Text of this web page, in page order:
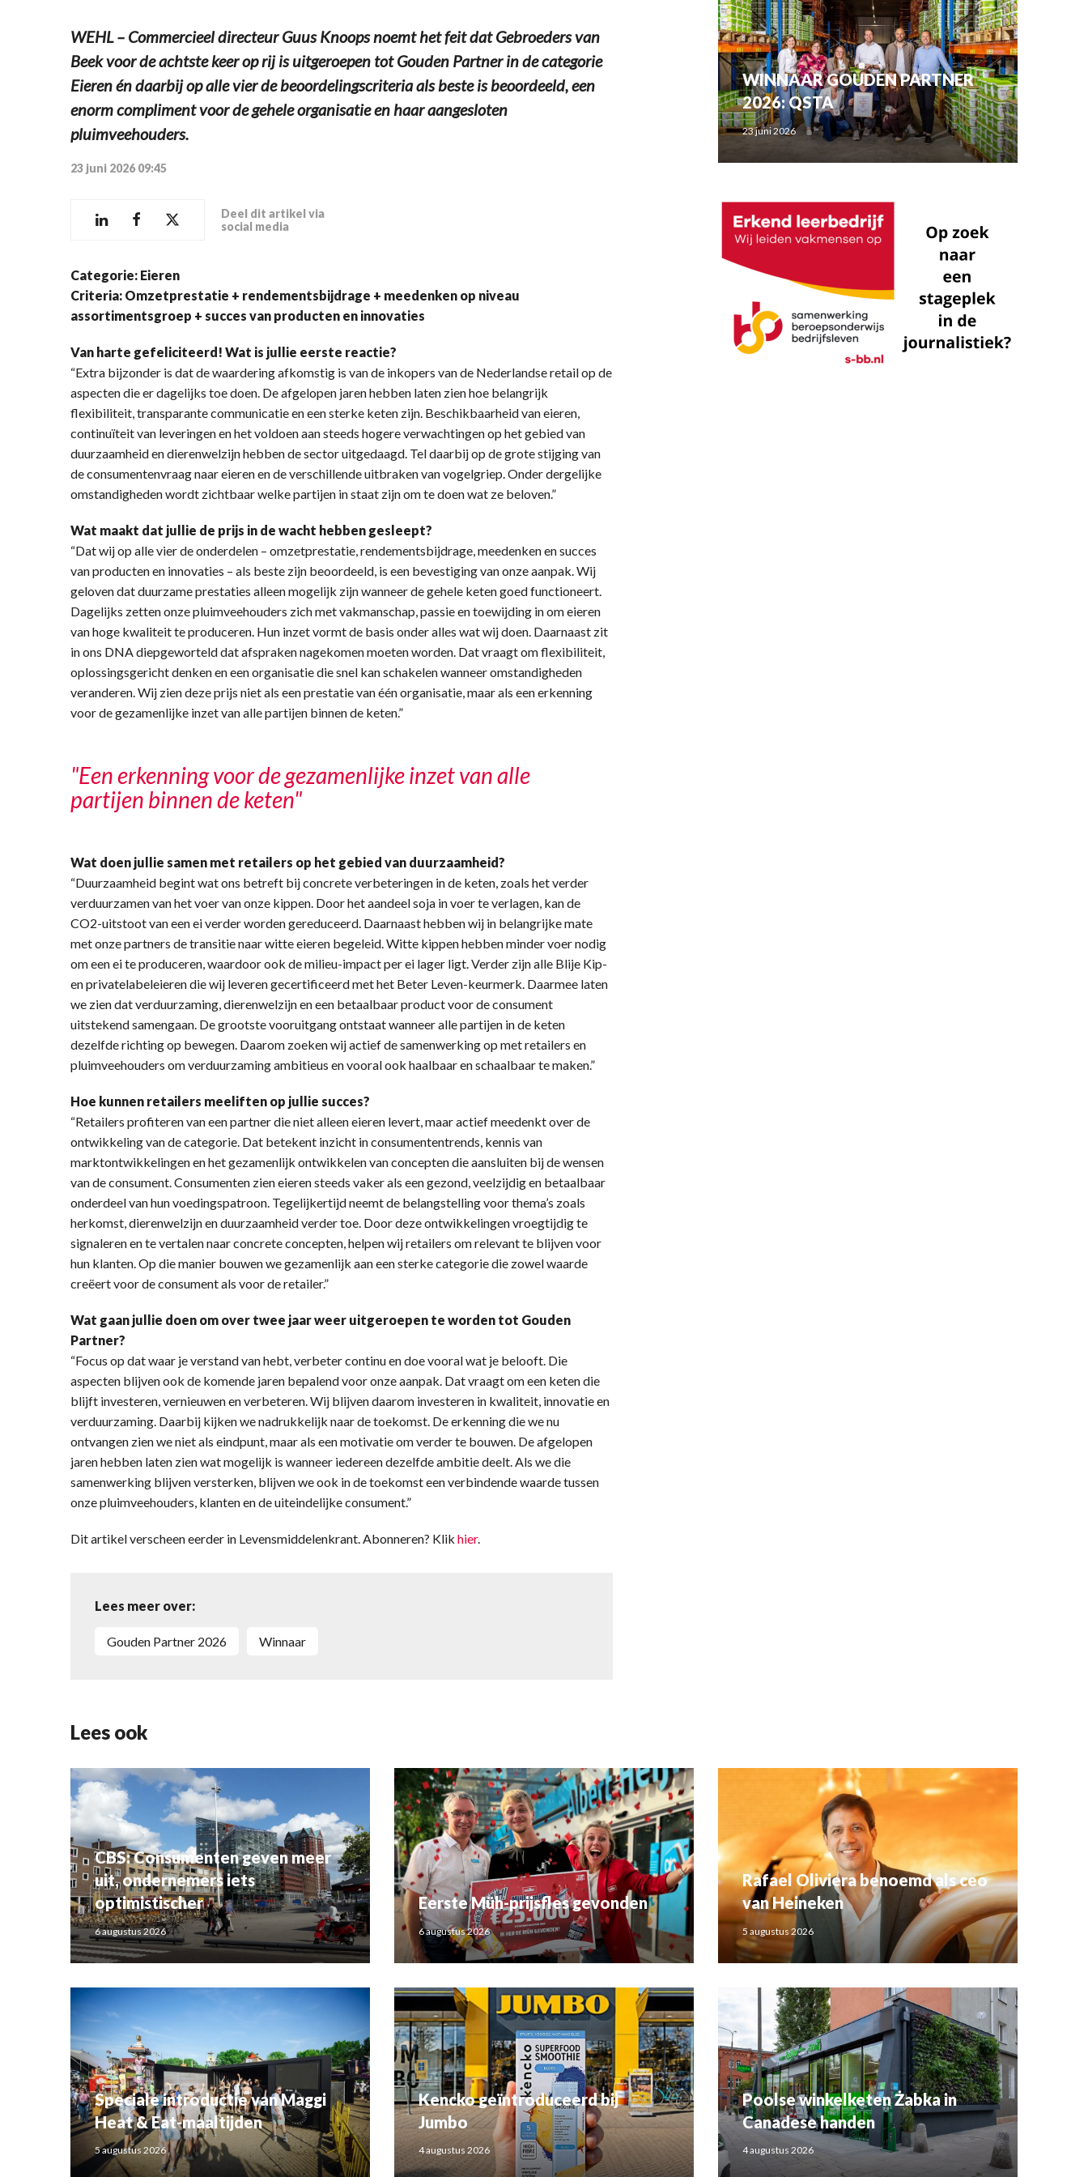
WEHL – Commercieel directeur Guus Knoops noemt het feit dat Gebroeders van
Beek voor de achtste keer op rij is uitgeroepen tot Gouden Partner in de categorie
Eieren én daarbij op alle vier de beoordelingscriteria als beste is beoordeeld, een
enorm compliment voor de gehele organisatie en haar aangesloten
pluimveehouders.
23 juni 2026 09:45
Deel dit artikel via
social media
Categorie: Eieren
Criteria: Omzetprestatie + rendementsbijdrage + meedenken op niveau
assortimentsgroep + succes van producten en innovaties
Van harte gefeliciteerd! Wat is jullie eerste reactie?
“Extra bijzonder is dat de waardering afkomstig is van de inkopers van de Nederlandse retail op de
aspecten die er dagelijks toe doen. De afgelopen jaren hebben laten zien hoe belangrijk
flexibiliteit, transparante communicatie en een sterke keten zijn. Beschikbaarheid van eieren,
continuïteit van leveringen en het voldoen aan steeds hogere verwachtingen op het gebied van
duurzaamheid en dierenwelzijn hebben de sector uitgedaagd. Tel daarbij op de grote stijging van
de consumentenvraag naar eieren en de verschillende uitbraken van vogelgriep. Onder dergelijke
omstandigheden wordt zichtbaar welke partijen in staat zijn om te doen wat ze beloven.”
Wat maakt dat jullie de prijs in de wacht hebben gesleept?
“Dat wij op alle vier de onderdelen – omzetprestatie, rendementsbijdrage, meedenken en succes
van producten en innovaties – als beste zijn beoordeeld, is een bevestiging van onze aanpak. Wij
geloven dat duurzame prestaties alleen mogelijk zijn wanneer de gehele keten goed functioneert.
Dagelijks zetten onze pluimveehouders zich met vakmanschap, passie en toewijding in om eieren
van hoge kwaliteit te produceren. Hun inzet vormt de basis onder alles wat wij doen. Daarnaast zit
in ons DNA diepgeworteld dat afspraken nagekomen moeten worden. Dat vraagt om flexibiliteit,
oplossingsgericht denken en een organisatie die snel kan schakelen wanneer omstandigheden
veranderen. Wij zien deze prijs niet als een prestatie van één organisatie, maar als een erkenning
voor de gezamenlijke inzet van alle partijen binnen de keten.”
"Een erkenning voor de gezamenlijke inzet van alle
partijen binnen de keten"
Wat doen jullie samen met retailers op het gebied van duurzaamheid?
“Duurzaamheid begint wat ons betreft bij concrete verbeteringen in de keten, zoals het verder
verduurzamen van het voer van onze kippen. Door het aandeel soja in voer te verlagen, kan de
CO2-uitstoot van een ei verder worden gereduceerd. Daarnaast hebben wij in belangrijke mate
met onze partners de transitie naar witte eieren begeleid. Witte kippen hebben minder voer nodig
om een ei te produceren, waardoor ook de milieu-impact per ei lager ligt. Verder zijn alle Blije Kip-
en privatelabeleieren die wij leveren gecertificeerd met het Beter Leven-keurmerk. Daarmee laten
we zien dat verduurzaming, dierenwelzijn en een betaalbaar product voor de consument
uitstekend samengaan. De grootste vooruitgang ontstaat wanneer alle partijen in de keten
dezelfde richting op bewegen. Daarom zoeken wij actief de samenwerking op met retailers en
pluimveehouders om verduurzaming ambitieus en vooral ook haalbaar en schaalbaar te maken.”
Hoe kunnen retailers meeliften op jullie succes?
“Retailers profiteren van een partner die niet alleen eieren levert, maar actief meedenkt over de
ontwikkeling van de categorie. Dat betekent inzicht in consumententrends, kennis van
marktontwikkelingen en het gezamenlijk ontwikkelen van concepten die aansluiten bij de wensen
van de consument. Consumenten zien eieren steeds vaker als een gezond, veelzijdig en betaalbaar
onderdeel van hun voedingspatroon. Tegelijkertijd neemt de belangstelling voor thema’s zoals
herkomst, dierenwelzijn en duurzaamheid verder toe. Door deze ontwikkelingen vroegtijdig te
signaleren en te vertalen naar concrete concepten, helpen wij retailers om relevant te blijven voor
hun klanten. Op die manier bouwen we gezamenlijk aan een sterke categorie die zowel waarde
creëert voor de consument als voor de retailer.”
Wat gaan jullie doen om over twee jaar weer uitgeroepen te worden tot Gouden
Partner?
“Focus op dat waar je verstand van hebt, verbeter continu en doe vooral wat je belooft. Die
aspecten blijven ook de komende jaren bepalend voor onze aanpak. Dat vraagt om een keten die
blijft investeren, vernieuwen en verbeteren. Wij blijven daarom investeren in kwaliteit, innovatie en
verduurzaming. Daarbij kijken we nadrukkelijk naar de toekomst. De erkenning die we nu
ontvangen zien we niet als eindpunt, maar als een motivatie om verder te bouwen. De afgelopen
jaren hebben laten zien wat mogelijk is wanneer iedereen dezelfde ambitie deelt. Als we die
samenwerking blijven versterken, blijven we ook in de toekomst een verbindende waarde tussen
onze pluimveehouders, klanten en de uiteindelijke consument.”
Dit artikel verscheen eerder in Levensmiddelenkrant. Abonneren? Klik hier.
Lees meer over:
Gouden Partner 2026 Winnaar
WINNAAR GOUDEN PARTNER
2026: QSTA
23 juni 2026
Lees ook
CBS: Consumenten geven meer
uit, ondernemers iets
optimistischer
6 augustus 2026
Eerste Müh-prijsfles gevonden
6 augustus 2026
Rafael Oliviera benoemd als ceo
van Heineken
5 augustus 2026
Speciale introductie van Maggi
Heat & Eat-maaltijden
5 augustus 2026
Kencko geïntroduceerd bij
Jumbo
4 augustus 2026
Poolse winkelketen Żabka in
Canadese handen
4 augustus 2026